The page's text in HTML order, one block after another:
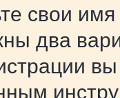
свои
два